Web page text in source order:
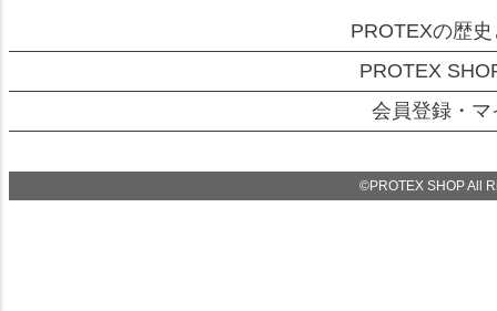
PROTEXの歴
PROTEX
会員登録・マ
©PROTEX SHOP All